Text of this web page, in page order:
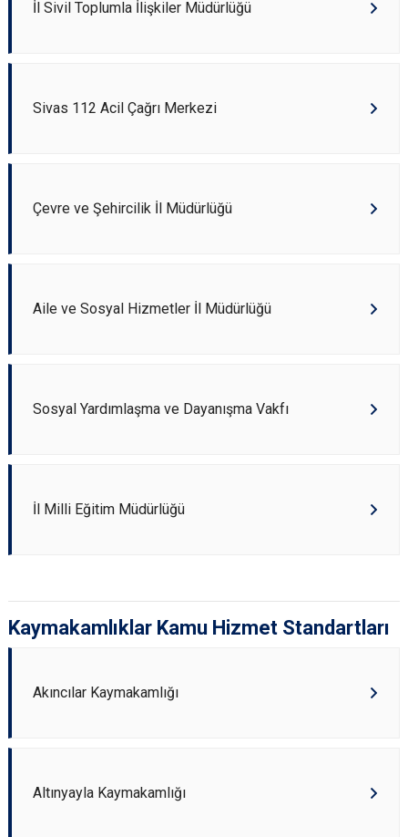
İl Sivil Toplumla İlişkiler Müdürlüğü
Sivas 112 Acil Çağrı Merkezi
Çevre ve Şehircilik İl Müdürlüğü
Aile ve Sosyal Hizmetler İl Müdürlüğü
Sosyal Yardımlaşma ve Dayanışma Vakfı
İl Milli Eğitim Müdürlüğü
Kaymakamlıklar Kamu Hizmet Standartları
Akıncılar Kaymakamlığı
Altınyayla Kaymakamlığı